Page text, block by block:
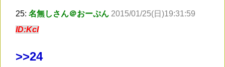
25: 名無しさん＠おーぷん 2015/01/25(日)19:31:59
ID:KcI
>>24